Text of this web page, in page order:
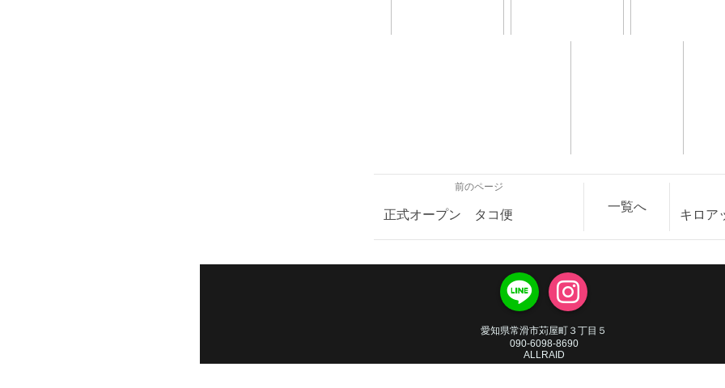
前のページ
正式オープン タコ便
一覧へ
キロア
愛知県常滑市苅屋町３丁目５
090-6098-8690
ALLRAID